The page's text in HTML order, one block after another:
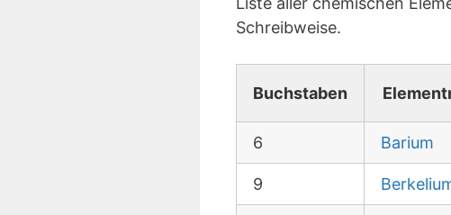
Schreibweise.
Buchstaben
6 Barium
9